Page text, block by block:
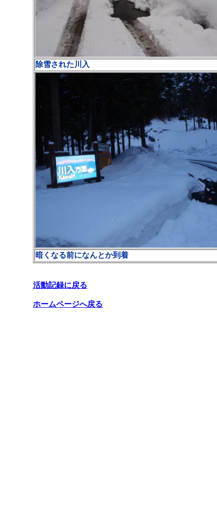
除雪された川入
暗くなる前になんとか到着
活動記録に戻る
ホームページへ戻る